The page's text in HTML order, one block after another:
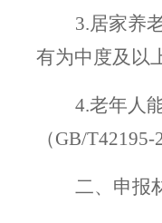
3.居家养
有为中度及以
4.老年人
（GB/
二、申报